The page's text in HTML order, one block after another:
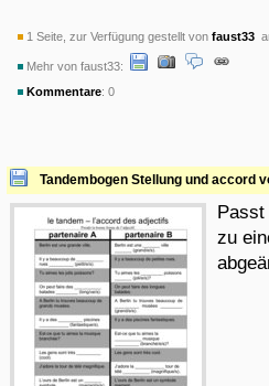
1 Seite, zur Verfügung gestellt von faust33
Mehr von faust33:
Kommentare: 0
Tandembogen Stellung und accord
Passt
zu